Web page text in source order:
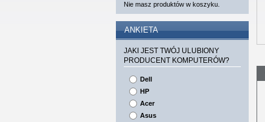
Nie masz produktów w koszyku.
ANKIETA
JAKI JEST TWÓJ ULUBIONY
PRODUCENT KOMPUTERÓW?
Dell
HP
Acer
Asus